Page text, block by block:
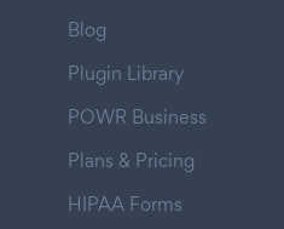
Blog
Plugin Library
POWR Business
Plans & Pricing
HIPAA Forms